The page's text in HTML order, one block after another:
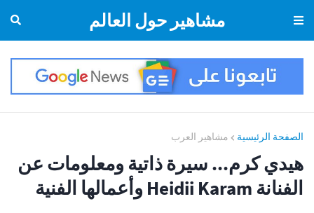
مشاهير حول العالم
الصفحة الرئيسية مشاهير العرب
هيدي كرم... سيرة ذاتية ومعلومات عن
الفنانة Heidii Karam وأعمالها الفنية